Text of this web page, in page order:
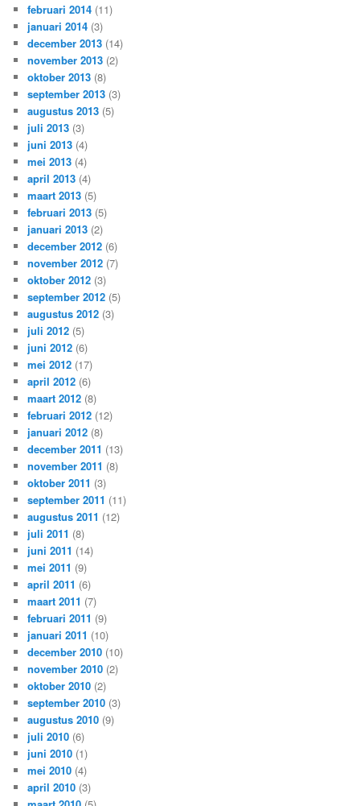
februari 2014 (11)
januari 2014 (3)
december 2013 (14)
november 2013 (2)
oktober 2013 (8)
september 2013 (3)
augustus 2013 (5)
juli 2013 (3)
juni 2013 (4)
mei 2013 (4)
april 2013 (4)
maart 2013 (5)
februari 2013 (5)
januari 2013 (2)
december 2012 (6)
november 2012 (7)
oktober 2012 (3)
september 2012 (5)
augustus 2012 (3)
juli 2012 (5)
juni 2012 (6)
mei 2012 (17)
april 2012 (6)
maart 2012 (8)
februari 2012 (12)
januari 2012 (8)
december 2011 (13)
november 2011 (8)
oktober 2011 (3)
september 2011 (11)
augustus 2011 (12)
juli 2011 (8)
juni 2011 (14)
mei 2011 (9)
april 2011 (6)
maart 2011 (7)
februari 2011 (9)
januari 2011 (10)
december 2010 (10)
november 2010 (2)
oktober 2010 (2)
september 2010 (3)
augustus 2010 (9)
juli 2010 (6)
juni 2010 (1)
mei 2010 (4)
april 2010 (3)